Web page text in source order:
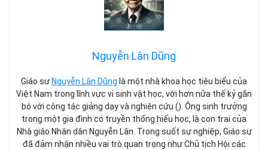
Nguyễn Lân Dũng
Giáo sư Nguyễn Lân Dũng là một nhà khoa học tiêu biểu của
Việt Nam trong lĩnh vực vi sinh vật học, với hơn nửa thế kỷ gắn
bó với công tác giảng dạy và nghiên cứu (). Ông sinh trưởng
trong một gia đình có truyền thống hiếu học, là con trai của
Nhà giáo Nhân dân Nguyễn Lân. Trong suốt sự nghiệp, Giáo sư
đã đảm nhận nhiều vai trò quan trọng như Chủ tịch Hội các